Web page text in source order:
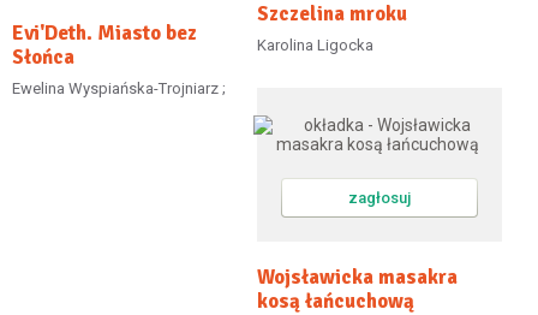
Evi'Deth. Miasto bez
Słońca
Ewelina Wyspiańska-Trojniarz ;
Szczelina mroku
Karolina Ligocka
zagłosuj
Wojsławicka masakra
kosą łańcuchową